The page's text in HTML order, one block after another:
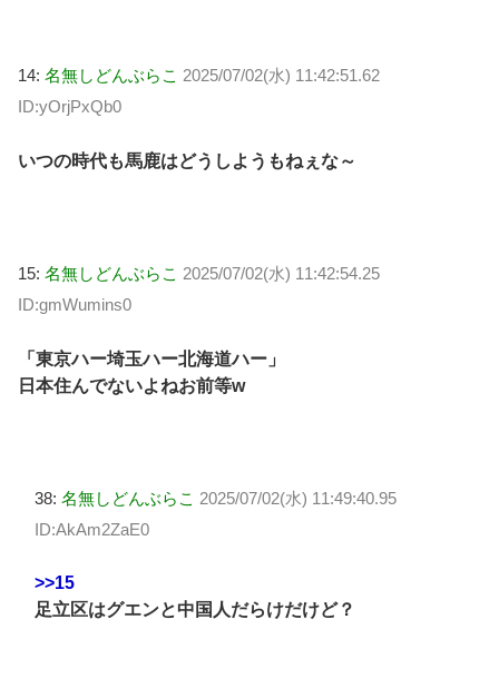
14: 名無しどんぶらこ 2025/07/02(水) 11:42:51.62
ID:yOrjPxQb0
いつの時代も馬鹿はどうしようもねぇな～
15: 名無しどんぶらこ 2025/07/02(水) 11:42:54.25
ID:gmWumins0
「東京ハー埼玉ハー北海道ハー」
日本住んでないよねお前等w
38: 名無しどんぶらこ 2025/07/02(水) 11:49:40.95
ID:AkAm2ZaE0
>>15
足立区はグエンと中国人だらけだけど？